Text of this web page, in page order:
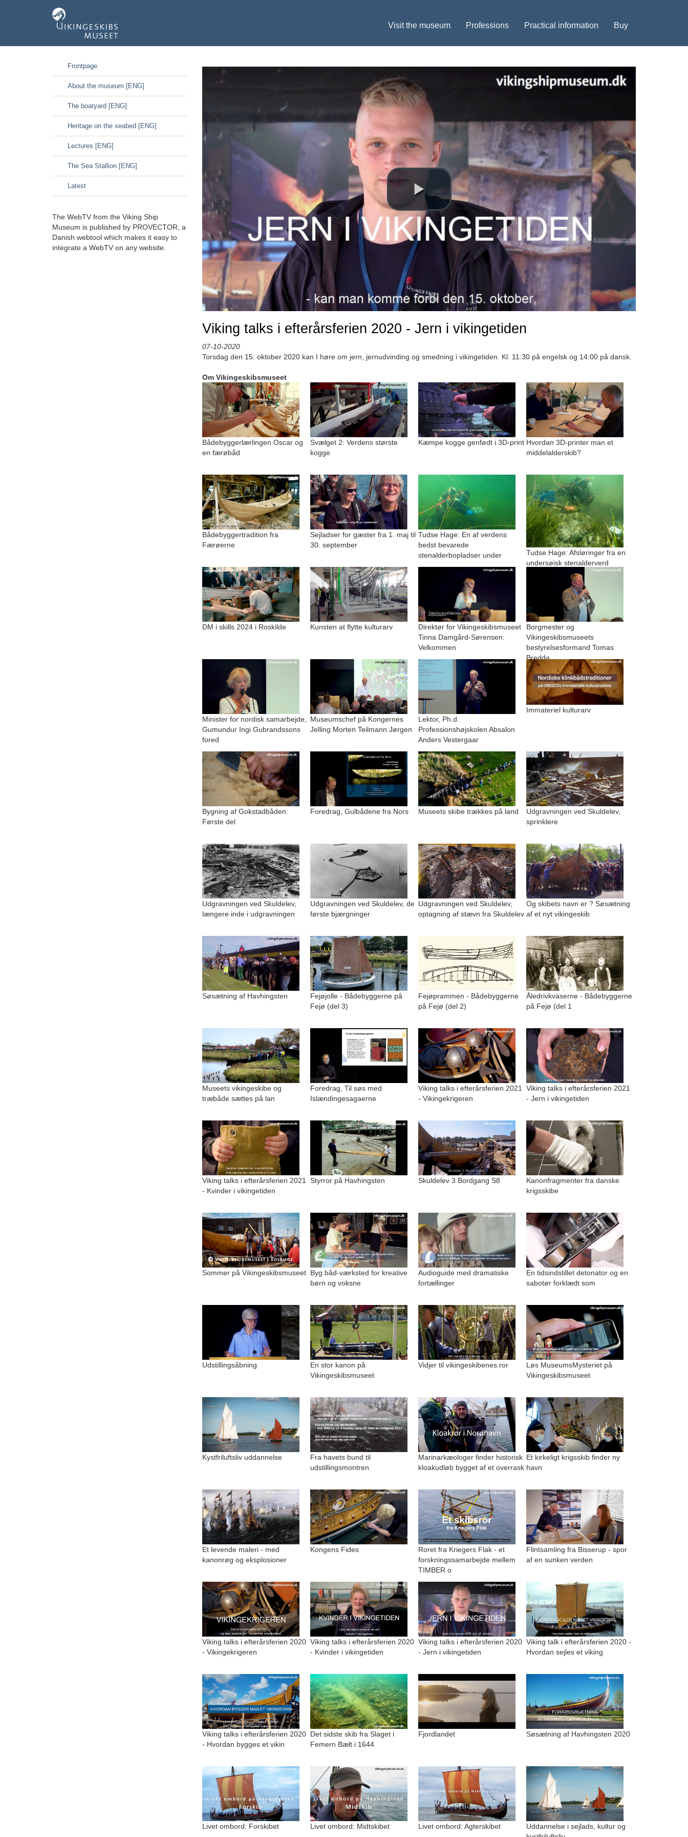
Visit the museum Professions Practical information Buy
Frontpage
About the museum [ENG]
The boatyard [ENG]
Heritage on the seabed [ENG]
Lectures [ENG]
The Sea Stallion [ENG]
Latest
The WebTV from the Viking Ship
Museum is published by PROVECTOR, a
Danish webtool which makes it easy to
integrate a WebTV on any website.
Viking talks i efterårsferien 2020 - Jern i vikingetiden
07-10-2020
Torsdag den 15. oktober 2020 kan I høre om jern, jernudvinding og smedning i vikingetiden. Kl. 11:30 på engelsk og 14:00 på dansk.
Om Vikingeskibsmuseet
Bådebyggerlærlingen Oscar og
en færøbåd
Svælget 2: Verdens største
kogge
Kæmpe kogge genfødt i 3D-print Hvordan 3D-printer man et
middelalderskib?
Bådebyggertradition fra
Færøerne
Sejladser for gæster fra 1. maj til
30. september
Tudse Hage: En af verdens
bedst bevarede
stenalderbopladser under
Tudse Hage: Afsløringer fra en
undersøisk stenalderverd
DM i skills 2024 i Roskilde Kunsten at flytte kulturarv
Direktør for Vikingeskibsmuseet
Tinna Damgård-Sørensen:
Velkommen
Borgmester og
Vikingeskibsmuseets
bestyrelsesformand Tomas
Bredda
Minister for nordisk samarbejde,
Gumundur Ingi Gubrandssons
fored
Museumschef på Kongernes
Jelling Morten Teilmann Jørgen
Lektor, Ph.d.
Professionshøjskolen Absalon
Anders Vestergaar
Immateriel kulturarv
Bygning af Gokstadbåden:
Første del
Foredrag, Gulbådene fra Nors Museets skibe trækkes på land
Udgravningen ved Skuldelev,
sprinklere
Udgravningen ved Skuldelev,
længere inde i udgravningen
Udgravningen ved Skuldelev, de
første bjærgninger
Udgravningen ved Skuldelev,
optagning af stævn fra Skuldelev
Og skibets navn er ? Søsætning
af et nyt vikingeskib
Søsætning af Havhingsten
Fejøjolle - Bådebyggerne på
Fejø (del 3)
Fejøprammen - Bådebyggerne
på Fejø (del 2)
Åledrivkvaserne - Bådebyggerne
på Fejø (del 1
Museets vikingeskibe og
træbåde sættes på lan
Foredrag, Til søs med
Islændingesagaerne
Viking talks i efterårsferien 2021
- Vikingekrigeren
Viking talks i efterårsferien 2021
- Jern i vikingetiden
Viking talks i efterårsferien 2021
- Kvinder i vikingetiden
Styrror på Havhingsten Skuldelev 3 Bordgang S8
Kanonfragmenter fra danske
krigsskibe
Sommer på Vikingeskibsmuseet Byg båd-værksted for kreative
børn og voksne
Audioguide med dramatiske
fortællinger
En tidsindstillet detonator og en
sabotør forklædt som
Udstillingsåbning
En stor kanon på
Vikingeskibsmuseet
Vidjer til vikingeskibenes ror
Løs MuseumsMysteriet på
Vikingeskibsmuseet
Kystfriluftsliv uddannelse
Fra havets bund til
udstillingsmontren
Marinarkæologer finder historisk
kloakudløb bygget af et overrask
Et kirkeligt krigsskib finder ny
havn
Et levende maleri - med
kanonrøg og eksplosioner
Kongens Fides
Roret fra Kriegers Flak - et
forskningssamarbejde mellem
TIMBER o
Flintsamling fra Bisserup - spor
af en sunken verden
Viking talks i efterårsferien 2020
- Vikingekrigeren
Viking talks i efterårsferien 2020
- Kvinder i vikingetiden
Viking talks i efterårsferien 2020
- Jern i vikingetiden
Viking talk i efterårsferien 2020 -
Hvordan sejles et viking
Viking talks i efterårsferien 2020
- Hvordan bygges et vikin
Det sidste skib fra Slaget i
Femern Bælt i 1644
Fjordlandet Søsætning af Havhingsten 2020
Livet ombord: Forskibet Livet ombord: Midtskibet Livet ombord: Agterskibet
Uddannelse i sejlads, kultur og